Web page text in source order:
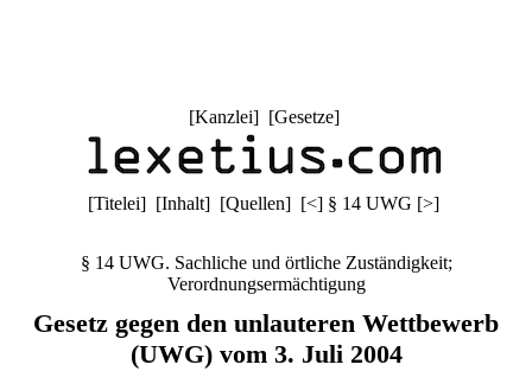
[Kanzlei] [Gesetze]
[Titelei] [Inhalt] [Quellen] [<] § 14 UWG [>]
§ 14 UWG. Sachliche und örtliche Zuständigkeit;
Verordnungsermächtigung
Gesetz gegen den unlauteren Wettbewerb
(UWG) vom 3. Juli 2004